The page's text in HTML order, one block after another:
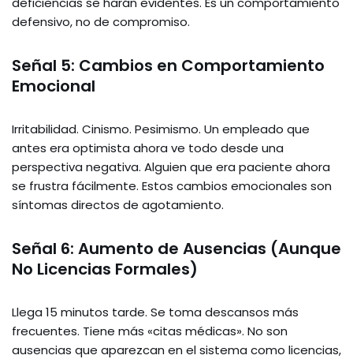
defensivo, no de compromiso.
Señal 5: Cambios en Comportamiento
Emocional
Irritabilidad. Cinismo. Pesimismo. Un empleado que
antes era optimista ahora ve todo desde una
perspectiva negativa. Alguien que era paciente ahora
se frustra fácilmente. Estos cambios emocionales son
síntomas directos de agotamiento.
Señal 6: Aumento de Ausencias (Aunque
No Licencias Formales)
Llega 15 minutos tarde. Se toma descansos más
frecuentes. Tiene más «citas médicas». No son
ausencias que aparezcan en el sistema como licencias,